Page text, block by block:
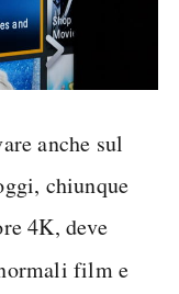
anche sul
chiunque
4K, deve
film e